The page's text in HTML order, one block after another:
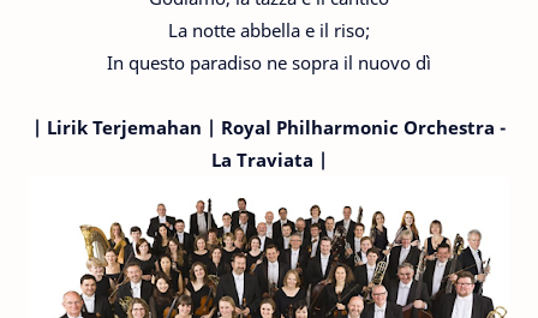
La notte abbella e il riso;
In questo paradiso ne sopra il nuovo dì
| Lirik Terjemahan | Royal Philharmonic Orchestra -
La Traviata |